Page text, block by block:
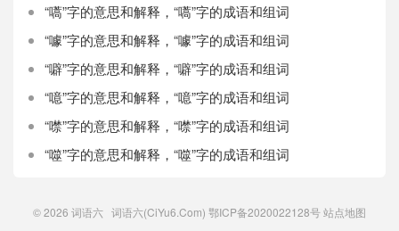
“嚆”字的意思和解释，“嚆”字的成语和组词
“噱”字的意思和解释，“噱”字的成语和组词
“噼”字的意思和解释，“噼”字的成语和组词
“噫”字的意思和解释，“噫”字的成语和组词
“噤”字的意思和解释，“噤”字的成语和组词
“噬”字的意思和解释，“噬”字的成语和组词
© 2026 词语六 词语六(CiYu6.Com) 鄂ICP备2020022128号站点地图